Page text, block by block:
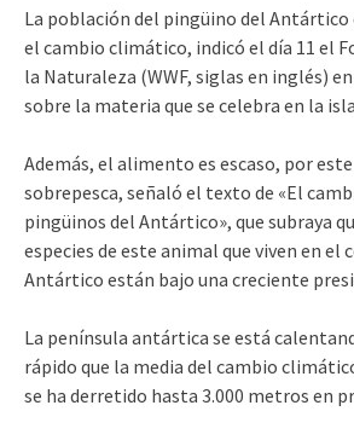
La población del pingüino del
el cambio climático, indicó el día 11 el
la Naturaleza (WWF, siglas en inglés)
sobre la materia que se celebra en la
Además, el alimento es escaso, por
sobrepesca, señaló el texto de «El
pingüinos del Antártico», que subraya
especies de este animal que viven en el
Antártico están bajo una creciente
La península antártica se está
rápido que la media del cambio
se ha derretido hasta 3.000 metros en